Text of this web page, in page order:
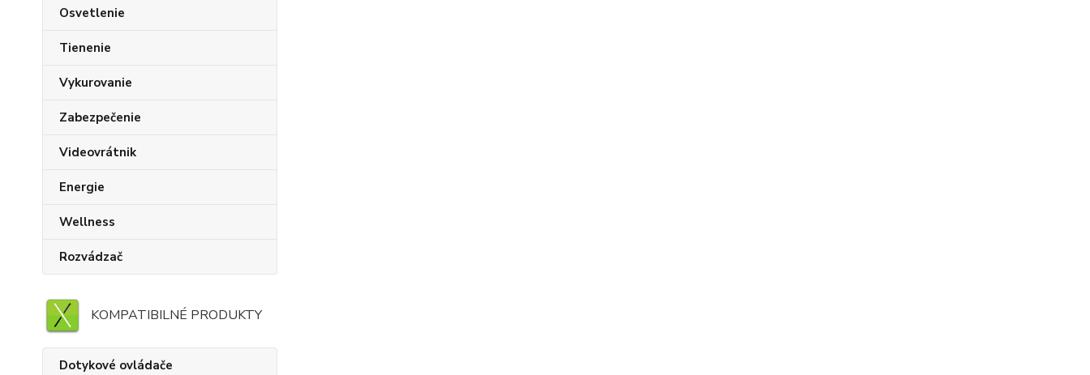
Osvetlenie
Tienenie
Vykurovanie
Zabezpečenie
Videovrátnik
Energie
Wellness
Rozvádzač
KOMPATIBILNÉ PRODUKTY
Dotykové ovládače